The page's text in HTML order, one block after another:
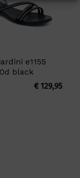
e1155
black
€129,95